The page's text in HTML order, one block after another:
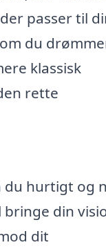
passer til
du
klassisk
rette
hurtigt og
din
dit